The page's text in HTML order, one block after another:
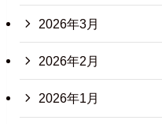
2026年3月
2026年2月
2026年1月